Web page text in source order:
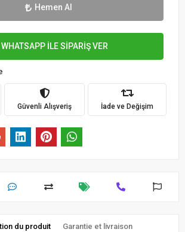
Hemen Al
WHATSAPP İLE SİPARİŞ VER
Güvenli Alışveriş İade ve Değişim
du produit Garantie et livraison